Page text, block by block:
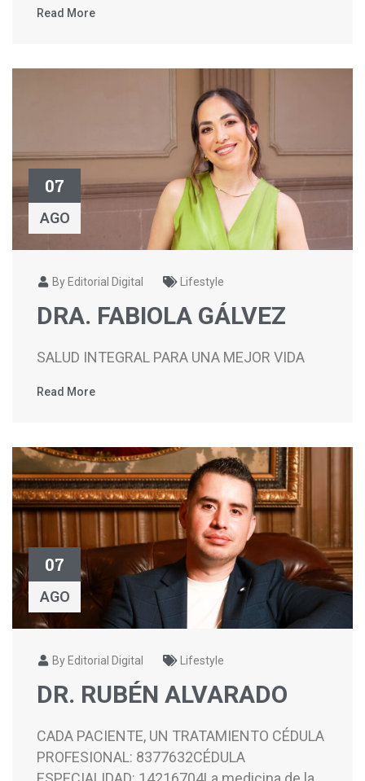
Read More
07
AGO
By Editorial Digital Lifestyle
DRA. FABIOLA GÁLVEZ
SALUD INTEGRAL PARA UNA MEJOR VIDA
Read More
07
AGO
By Editorial Digital Lifestyle
DR. RUBÉN ALVARADO
CADA PACIENTE, UN TRATAMIENTO CÉDULA
PROFESIONAL: 8377632CÉDULA